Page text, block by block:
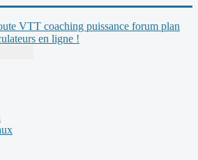
VTT coaching puissance forum plan
en ligne !